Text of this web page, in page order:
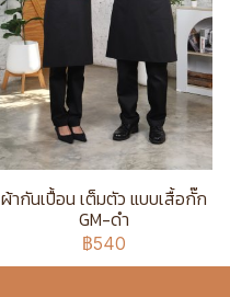
ผ้ากันเปื้อน เต็มตัว แบบเสื้อกั๊ก
GM-ดำ
฿540